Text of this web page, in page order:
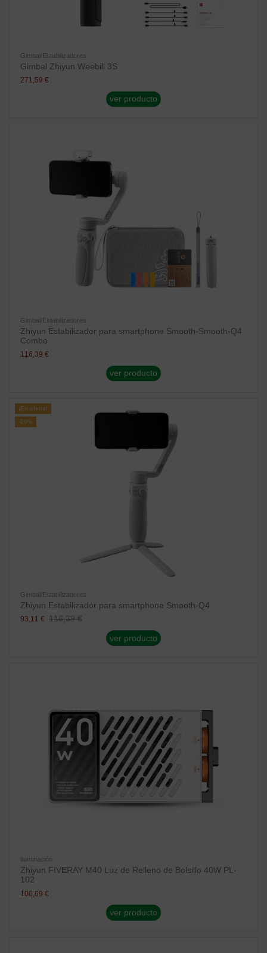
Gimbal/Estabilizadores
Gimbal Zhiyun Weebill 3S
271,59 €
ver producto
Gimbal/Estabilizadores
Zhiyun Estabilizador para smartphone Smooth-Smooth-Q4
Combo
116,39 €
ver producto
¡En oferta!
-20%
Gimbal/Estabilizadores
Zhiyun Estabilizador para smartphone Smooth-Q4
93,11 € 116,39 €
ver producto
Iluminación
Zhiyun FIVERAY M40 Luz de Relleno de Bolsillo 40W PL-
102
106,69 €
ver producto